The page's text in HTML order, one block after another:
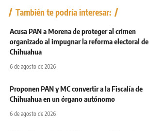
También te podría interesar:
Acusa PAN a Morena de proteger al crimen
organizado al impugnar la reforma electoral de
Chihuahua
6 de agosto de 2026
Proponen PAN y MC convertir a la Fiscalía de
Chihuahua en un órgano autónomo
6 de agosto de 2026